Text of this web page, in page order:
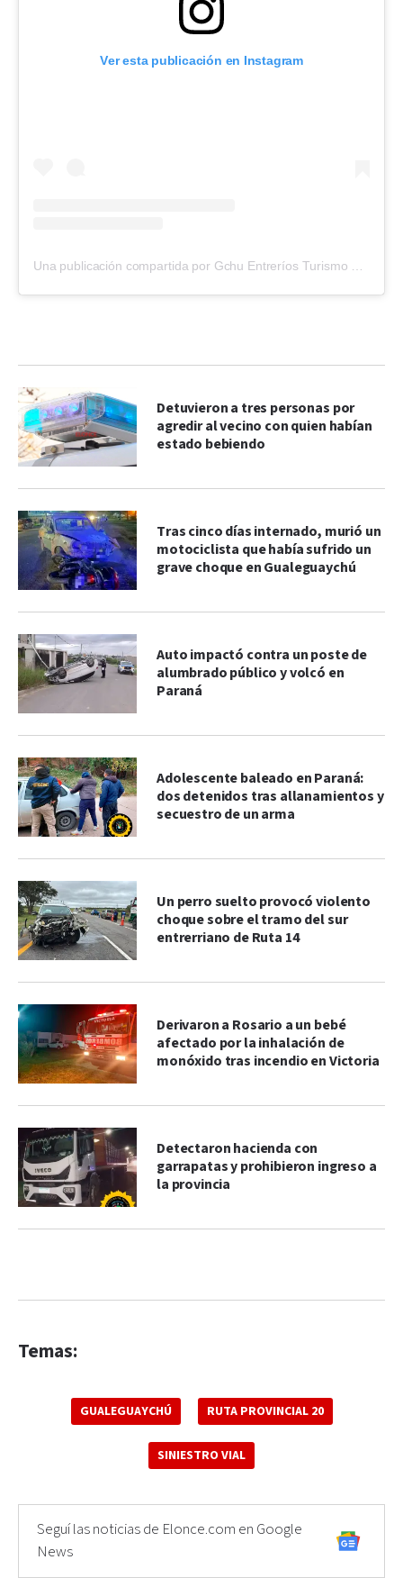
Ver esta publicación en Instagram
Detuvieron a tres personas por
agredir al vecino con quien habían
estado bebiendo
Tras cinco días internado, murió un
motociclista que había sufrido un
grave choque en Gualeguaychú
Auto impactó contra un poste de
alumbrado público y volcó en
Paraná
Adolescente baleado en Paraná:
dos detenidos tras allanamientos y
secuestro de un arma
Un perro suelto provocó violento
choque sobre el tramo del sur
entrerriano de Ruta 14
Derivaron a Rosario a un bebé
afectado por la inhalación de
monóxido tras incendio en Victoria
Detectaron hacienda con
garrapatas y prohibieron ingreso a
la provincia
Temas:
GUALEGUAYCHÚ RUTA PROVINCIAL 20
SINIESTRO VIAL
Seguí las noticias de Elonce.com en Google
News